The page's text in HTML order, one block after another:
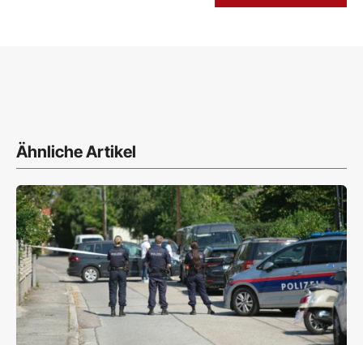
Ähnliche Artikel